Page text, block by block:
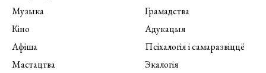
Музыка
Кіно
Афіша
Мастацтва
Грамадства
Адукацыя
Псіхалогія і самаразвіццё
Экалогія